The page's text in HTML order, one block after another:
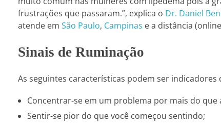
frustrações que passaram.”, explica o Dr. Daniel
atende em São Paulo, Campinas e a distância
Sinais de Ruminação
As seguintes características podem ser
Concentrar-se em um problema por mais do que
Sentir-se pior do que você começou sentindo;